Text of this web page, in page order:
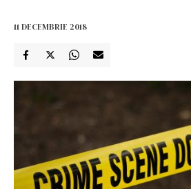
11 DECEMBRIE 2018